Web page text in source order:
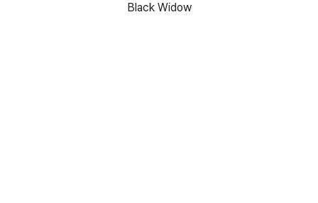
Black Widow